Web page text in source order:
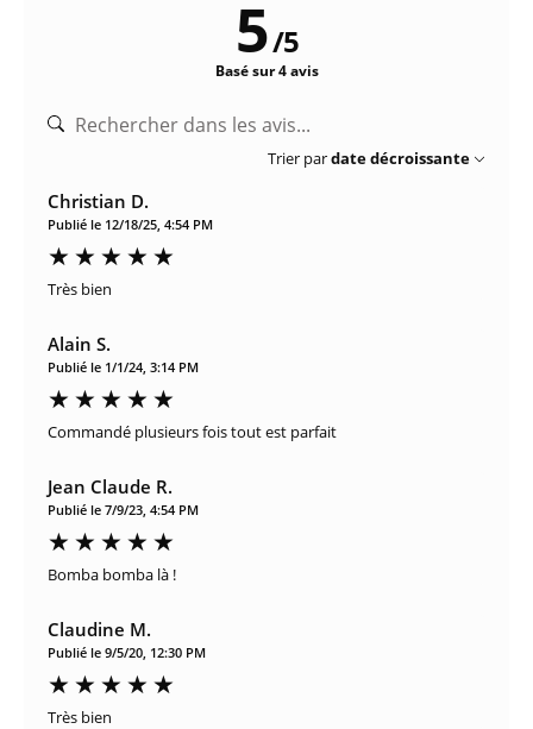
5/5
Basé sur 4 avis
Trier pardate décroissante
Christian D.
Publié le 12/18/25, 4:54 PM
Très bien
Alain S.
Publié le 1/1/24, 3:14 PM
Commandé plusieurs fois tout est parfait
Jean Claude R.
Publié le 7/9/23, 4:54 PM
Bomba bomba là !
Claudine M.
Publié le 9/5/20, 12:30 PM
Très bien